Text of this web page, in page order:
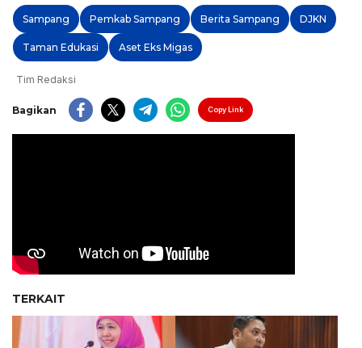
Sampang Pemkab Sampang Berita Sampang DJKN
Taman Edukasi Aset Eks Migas
Tim Redaksi
Bagikan Copy Link
TERKAIT